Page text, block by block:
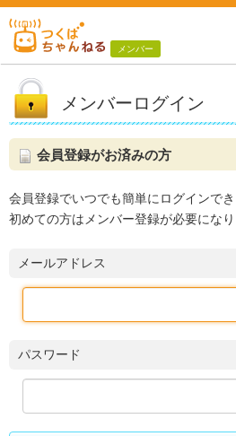
メンバー
メンバーログイン
会員登録がお済みの方
会員登録でいつでも簡単にログインでき
初めての方はメンバー登録が必要になり
メールアドレス
パスワード